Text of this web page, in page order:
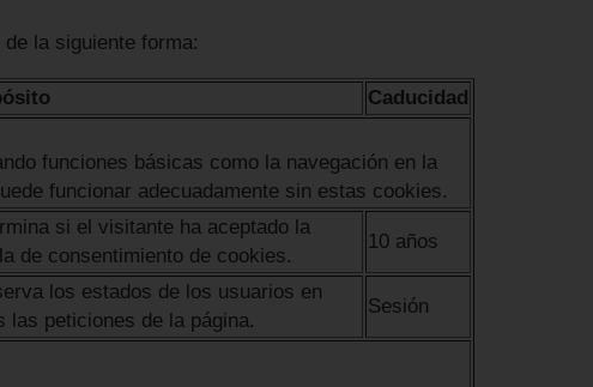
la siguiente forma:
Caducidad
funciones básicas como la navegación en la
funcionar adecuadamente sin estas cookies.
si el visitante ha aceptado la
de consentimiento de cookies.
10 años
los estados de los usuarios en
las peticiones de la página.
Sesión